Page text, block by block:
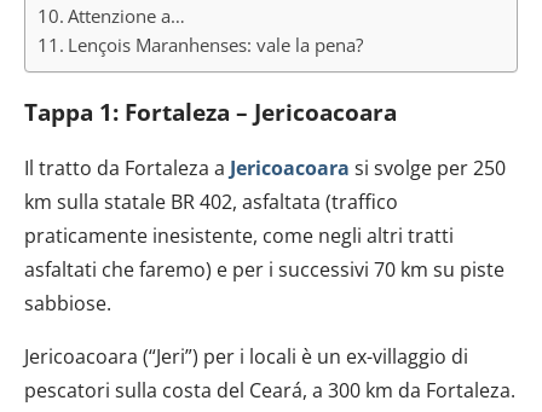
Attenzione a…
Lençois Maranhenses: vale la pena?
Tappa 1: Fortaleza – Jericoacoara
Il tratto da Fortaleza a Jericoacoara si svolge per 250
km sulla statale BR 402, asfaltata (traffico
praticamente inesistente, come negli altri tratti
asfaltati che faremo) e per i successivi 70 km su piste
sabbiose.
Jericoacoara (“Jeri”) per i locali è un ex-villaggio di
pescatori sulla costa del Ceará, a 300 km da Fortaleza.